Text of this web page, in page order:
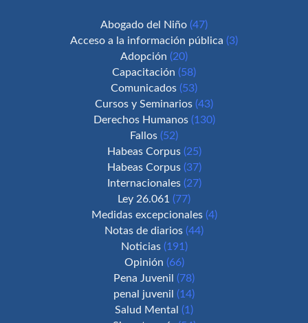
Abogado del Niño (47)
Acceso a la información pública (3)
Adopción (20)
Capacitación (58)
Comunicados (53)
Cursos y Seminarios (43)
Derechos Humanos(130)
Fallos (52)
Habeas Corpus(25)
Habeas Corpus(37)
Internacionales(27)
Ley 26.061 (77)
Medidas excepcionales(4)
Notas de diarios (44)
Noticias(191)
Opinión (66)
Pena Juvenil (78)
penal juvenil (14)
Salud Mental (1)